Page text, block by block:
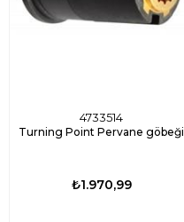
4733514
Turning Point Pervane göbeği
₺1.970,99